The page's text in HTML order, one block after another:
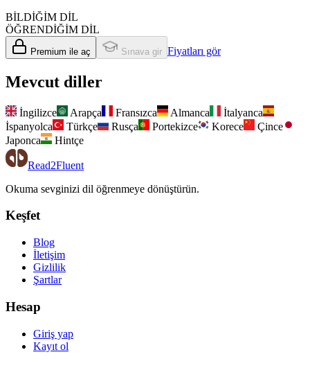
BİLDİĞİM DİL
ÖĞRENDİĞİM DİL
Premium ile aç Sınava gir Fiyatları gör
Mevcut diller
İngilizce Arapça Fransızca Almanca
İtalyanca
İspanyolca
Türkçe Rusça Portekizce Korece
Çince
Japonca
Hintçe
Read2Fluent
Okuma sevginizi dil öğrenmeye dönüştürün.
Keşfet
Blog
İletişim
Gizlilik
Şartlar
Hesap
Giriş yap
Kayıt ol